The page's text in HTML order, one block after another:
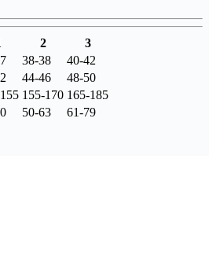
2
3
38-38
40-42
44-46
48-50
155-170 165-185
50-63
61-79